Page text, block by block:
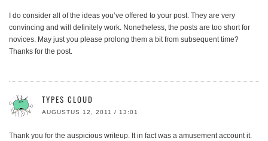
I do consider all of the ideas you’ve offered to your post. They are very
convincing and will definitely work. Nonetheless, the posts are too short for
novices. May just you please prolong them a bit from subsequent time?
Thanks for the post.
TYPES CLOUD
AUGUSTUS 12, 2011 / 13:01
Thank you for the auspicious writeup. It in fact was a amusement account it.